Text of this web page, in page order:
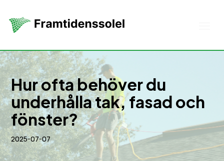
Hur ofta behöver du
underhålla tak, fasad och
fönster?
2025-07-07